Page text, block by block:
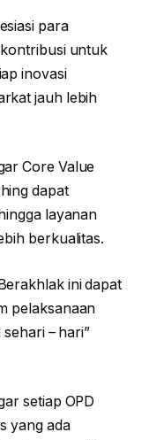
para
untuk
inovasi
jauh lebih
Core Value
dapat
layanan
berkualitas.
ini dapat
pelaksanaan
– hari”
setiap OPD
yang ada